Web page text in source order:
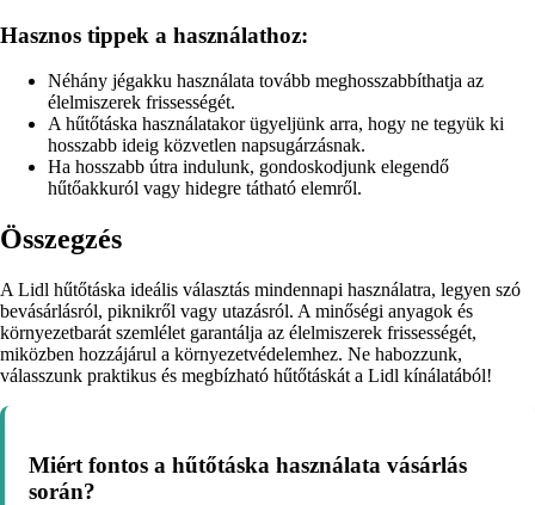
Hasznos tippek a használathoz:
Néhány jégakku használata tovább meghosszabbíthatja az
élelmiszerek frissességét.
A hűtőtáska használatakor ügyeljünk arra, hogy ne tegyük ki
hosszabb ideig közvetlen napsugárzásnak.
Ha hosszabb útra indulunk, gondoskodjunk elegendő
hűtőakkuról vagy hidegre tátható elemről.
Összegzés
A Lidl hűtőtáska ideális választás mindennapi használatra, legyen szó
bevásárlásról, piknikről vagy utazásról. A minőségi anyagok és
környezetbarát szemlélet garantálja az élelmiszerek frissességét,
miközben hozzájárul a környezetvédelemhez. Ne habozzunk,
válasszunk praktikus és megbízható hűtőtáskát a Lidl kínálatából!
Miért fontos a hűtőtáska használata vásárlás
során?